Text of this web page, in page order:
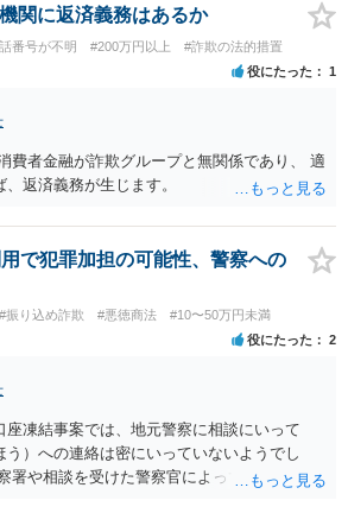
不足なのかもしれません。相手にしない方が
仮想通貨詐欺の被害回復は現実的には難しい
関に返済義務はあるか
番号が不明 #200万円以上 #詐欺の法的措置
役にたった 1
費者金融が詐欺グループと無関係であり、 適
返済義務が生じます。
で犯罪加担の可能性、警察への
#振り込め詐欺 #悪徳商法 #10〜50万円未満
役にたった 2
座凍結事案では、地元警察に相談にいって
う）への連絡は密にいっていないようでし
署や相談を受けた警察官によってだいぶ変わ